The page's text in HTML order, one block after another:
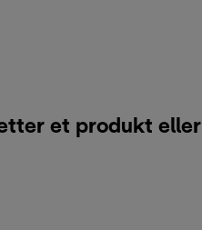
etter et produkt eller